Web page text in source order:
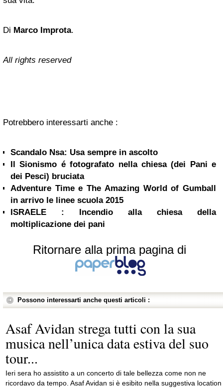
Di Marco Improta.
All rights reserved
Potrebbero interessarti anche :
Scandalo Nsa: Usa sempre in ascolto
Il Sionismo é fotografato nella chiesa (dei Pani e
dei Pesci) bruciata
Adventure Time e The Amazing World of Gumball
in arrivo le linee scuola 2015
ISRAELE : Incendio alla chiesa della
moltiplicazione dei pani
Ritornare alla prima pagina di
Possono interessarti anche questi articoli :
Asaf Avidan strega tutti con la sua
musica nell’unica data estiva del suo
tour...
Ieri sera ho assistito a un concerto di tale bellezza come non ne
ricordavo da tempo. Asaf Avidan si è esibito nella suggestiva location